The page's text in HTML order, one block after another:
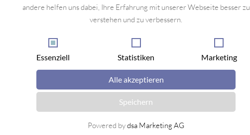
andere helfen uns dabei, Ihre Erfahrung mit unserer Webseite besser zu
verstehen und zu verbessern.
Essenziell Statistiken Marketing
Alle akzeptieren
Speichern
Powered bydsa Marketing AG